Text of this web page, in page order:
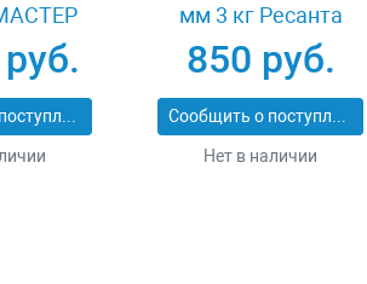
Сообщить о поступлении
мм 3 кг Ресанта
71/6/21
850 руб.
Сообщить о поступлении
Нет в наличии